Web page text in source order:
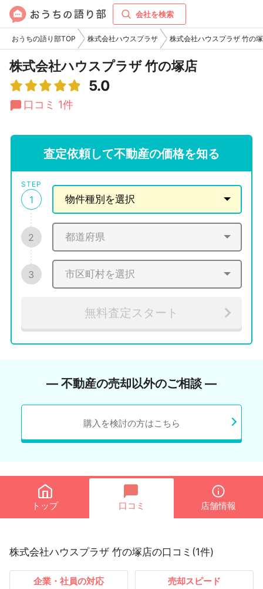
会社を検索
おうちの語り部TOP 株式会社ハウスプラザ 株式会社ハウスプラザ 竹の
株式会社ハウスプラザ 竹の塚店
5.0
口コミ 1件
査定依頼して不動産の価格を知る
STEP
1
2
3
無料査定スタート
― 不動産の売却以外のご相談 ―
購入を検討の方はこちら
トップ 口コミ 店舗情報
株式会社ハウスプラザ 竹の塚店の口コミ(1件)
企業・社員の対応 売却スピード